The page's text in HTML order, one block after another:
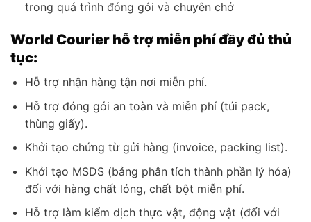
trong quá trình đóng gói và chuyên chở
World Courier hỗ trợ miễn phí đầy đủ thủ
tục:
Hỗ trợ nhận hàng tận nơi miễn phí.
Hỗ trợ đóng gói an toàn và miễn phí (túi pack,
thùng giấy).
Khởi tạo chứng từ gửi hàng (invoice, packing list).
Khởi tạo MSDS (bảng phân tích thành phần lý hóa)
đối với hàng chất lỏng, chất bột miễn phí.
Hỗ trợ làm kiểm dịch thực vật, động vật (đối với